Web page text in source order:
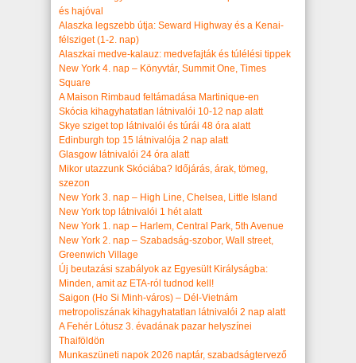
és hajóval
Alaszka legszebb útja: Seward Highway és a Kenai-
félsziget (1-2. nap)
Alaszkai medve-kalauz: medvefajták és túlélési tippek
New York 4. nap – Könyvtár, Summit One, Times
Square
A Maison Rimbaud feltámadása Martinique-en
Skócia kihagyhatatlan látnivalói 10-12 nap alatt
Skye sziget top látnivalói és túrái 48 óra alatt
Edinburgh top 15 látnivalója 2 nap alatt
Glasgow látnivalói 24 óra alatt
Mikor utazzunk Skóciába? Időjárás, árak, tömeg,
szezon
New York 3. nap – High Line, Chelsea, Little Island
New York top látnivalói 1 hét alatt
New York 1. nap – Harlem, Central Park, 5th Avenue
New York 2. nap – Szabadság-szobor, Wall street,
Greenwich Village
Új beutazási szabályok az Egyesült Királyságba:
Minden, amit az ETA-ról tudnod kell!
Saigon (Ho Si Minh-város) – Dél-Vietnám
metropoliszának kihagyhatatlan látnivalói 2 nap alatt
A Fehér Lótusz 3. évadának pazar helyszínei
Thaiföldön
Munkaszüneti napok 2026 naptár, szabadságtervező